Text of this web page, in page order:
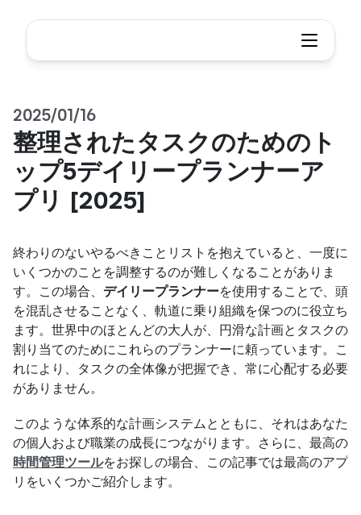
2025/01/16
整理されたタスクのためのト
ップ5デイリープランナーア
プリ [2025]
終わりのないやるべきことリストを抱えていると、一度に
いくつかのことを調整するのが難しくなることがありま
す。この場合、 デイリープランナーを使用することで、頭
を混乱させることなく、軌道に乗り組織を保つのに役立ち
ます。世界中のほとんどの大人が、円滑な計画とタスクの
割り当てのためにこれらのプランナーに頼っています。こ
れにより、タスクの全体像が把握でき、常に心配する必要
がありません。
このような体系的な計画システムとともに、それはあなた
の個人および職業の成長につながります。さらに、最高の
時間管理ツールをお探しの場合、この記事では最高のアプ
リをいくつかご紹介します。